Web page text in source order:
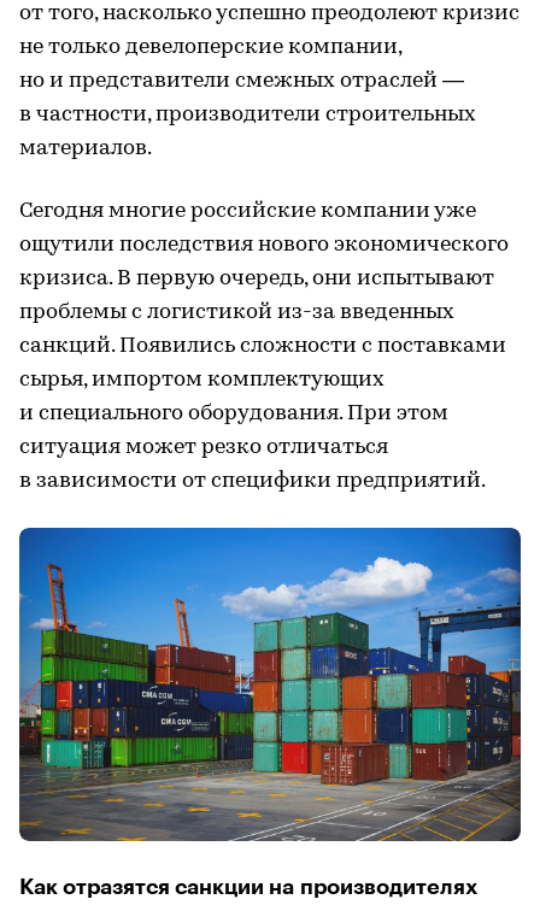
от того, насколько успешно преодолеют кризис
не только девелоперские компании,
но и представители смежных отраслей —
в частности, производители строительных
материалов.
Сегодня многие российские компании уже
ощутили последствия нового экономического
кризиса. В первую очередь, они испытывают
проблемы с логистикой из-за введенных
санкций. Появились сложности с поставками
сырья, импортом комплектующих
и специального оборудования. При этом
ситуация может резко отличаться
в зависимости от специфики предприятий.
Как отразятся санкции на производителях